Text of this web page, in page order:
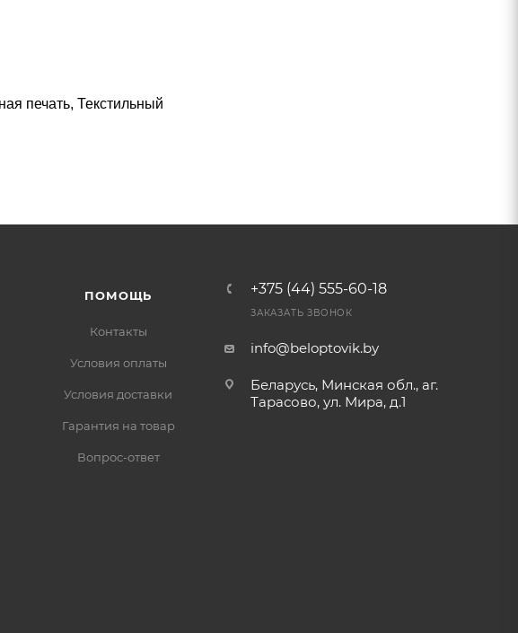
печать, Текстильный
ПОМОЩЬ
Контакты
Условия оплаты
Условия доставки
Гарантия на товар
Вопрос-ответ
+375 (44) 555-60-18
ЗАКАЗАТЬ ЗВОНОК
info@beloptovik.by
Беларусь, Минская обл., аг.
Тарасово, ул. Мира, д.1